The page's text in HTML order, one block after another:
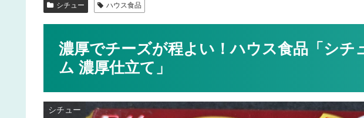
シチュー ハウス食品
濃厚でチーズが程よい！ハウス食品「シチ
ム 濃厚仕立て」
シチュー